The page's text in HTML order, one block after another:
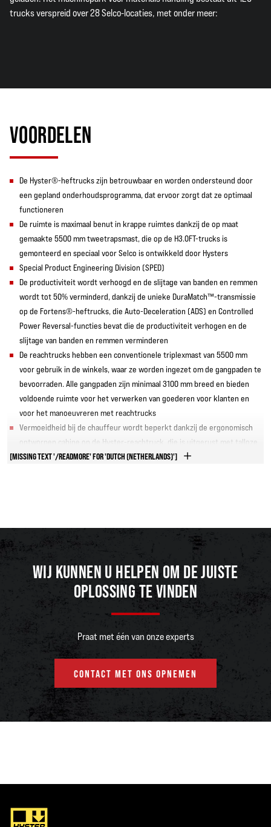
trucks verspreid over 28 Selco-locaties, met onder meer:
VOORDELEN
De Hyster®-heftrucks zijn betrouwbaar en worden ondersteund door
een gepland onderhoudsprogramma, dat ervoor zorgt dat ze optimaal
functioneren
De ruimte is maximaal benut in krappe ruimtes dankzij de op maat
gemaakte 5500 mm tweetrapsmast, die op de H3.0FT-trucks is
gemonteerd en speciaal voor Selco is ontwikkeld door Hysters
Special Product Engineering Division (SPED)
De productiviteit wordt verhoogd en de slijtage van banden en remmen
wordt tot 50% verminderd, dankzij de unieke DuraMatch™-transmissie
op de Fortens®-heftrucks, die Auto-Deceleration (ADS) en Controlled
Power Reversal-functies bevat die de productiviteit verhogen en de
slijtage van banden en remmen verminderen
De reachtrucks hebben een conventionele triplexmast van 5500 mm
voor gebruik in de winkels, waar ze worden ingezet om de gangpaden te
bevoorraden. Alle gangpaden zijn minimaal 3100 mm breed en bieden
voldoende ruimte voor het verwerken van goederen voor klanten en
voor het manoeuvreren met reachtrucks
Vermoeidheid bij de chauffeur wordt beperkt dankzij de ergonomisch
ontworpen cabine op de Hyster-reachtruck, die is uitgerust met talloze
functies waardoor de truck eenvoudig is te bedienen, zoals minihendels
klanten voldaan, dankzij de volledige, nationale ondersteuning na
verkoop en bij service door de plaatselijke distributiepartner van Hyster
CASESTUDY DOWNLOADEN
[MISSING TEXT '/READMORE' FOR 'DUTCH (NETHERLANDS)']
WIJ KUNNEN U HELPEN OM DE JUISTE
OPLOSSING TE VINDEN
Praat met één van onze experts
CONTACT MET ONS OPNEMEN